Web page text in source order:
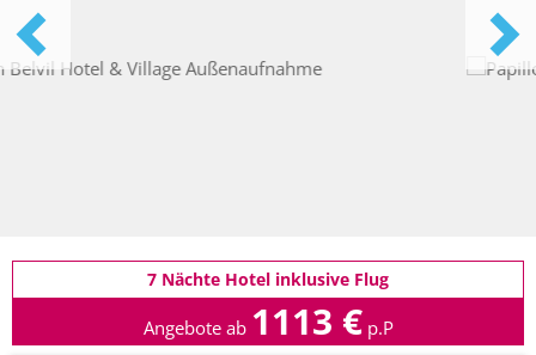
7 Nächte Hotel inklusive Flug
Angebote ab 1113 € p.P